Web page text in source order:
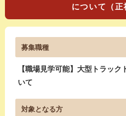
について（正
募集職種
【職場見学可能】大型トラッ
いて
対象となる方